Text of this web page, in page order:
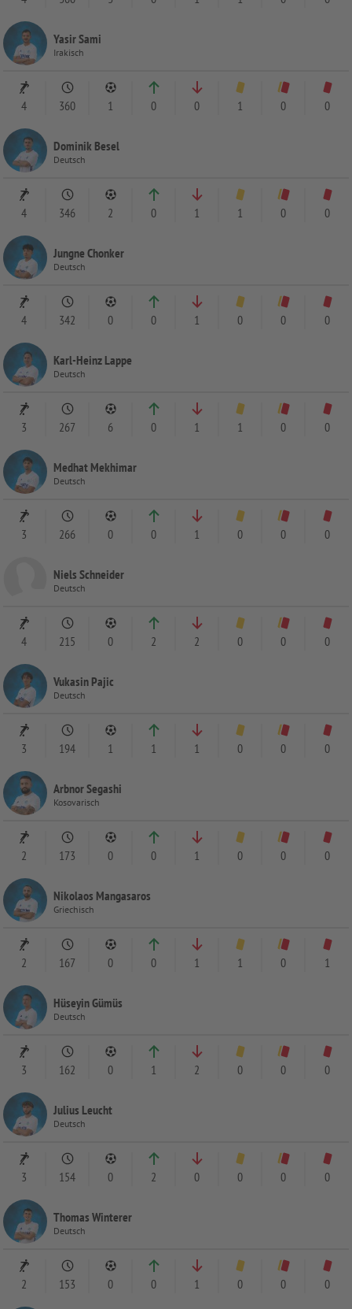
Yasir Sami
Irakisch
4 360 1 0 0 1 0 0
Dominik Besel
Deutsch
4 346 2 0 1 1 0 0
Jungne Chonker
Deutsch
4 342 0 0 1 0 0 0
Karl-Heinz Lappe
Deutsch
3 267 6 0 1 1 0 0
Medhat Mekhimar
Deutsch
3 266 0 0 1 0 0 0
Niels Schneider
Deutsch
4 215 0 2 2 0 0 0
Vukasin Pajic
Deutsch
3 194 1 1 1 0 0 0
Arbnor Segashi
Kosovarisch
2 173 0 0 1 0 0 0
Nikolaos Mangasaros
Griechisch
2 167 0 0 1 1 0 1
Hüseyin Gümüs
Deutsch
3 162 0 1 2 0 0 0
Julius Leucht
Deutsch
3 154 0 2 0 0 0 0
Thomas Winterer
Deutsch
2 153 0 0 1 0 0 0